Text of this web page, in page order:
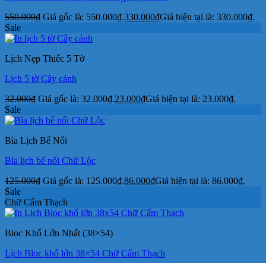
550.000₫ Giá gốc là: 550.000₫.330.000₫Giá hiện tại là: 330.000₫.
Sale
Lịch Nẹp Thiếc 5 Tờ
Lịch 5 tờ Cây cảnh
32.000₫ Giá gốc là: 32.000₫.23.000₫Giá hiện tại là: 23.000₫.
Sale
Bìa Lịch Bế Nổi
Bìa lịch bế nổi Chữ Lộc
125.000₫ Giá gốc là: 125.000₫.86.000₫Giá hiện tại là: 86.000₫.
Sale
Chữ Cẩm Thạch
Bloc Khổ Lớn Nhất (38×54)
Lịch Bloc khổ lớn 38×54 Chữ Cẩm Thạch